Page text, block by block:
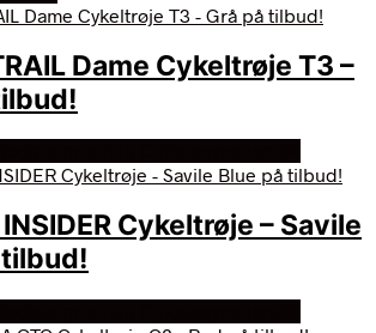
899,00.
pris
kr. 575,00.
Dame Cykeltrøje T3 –
Cykeltrøje – Savile